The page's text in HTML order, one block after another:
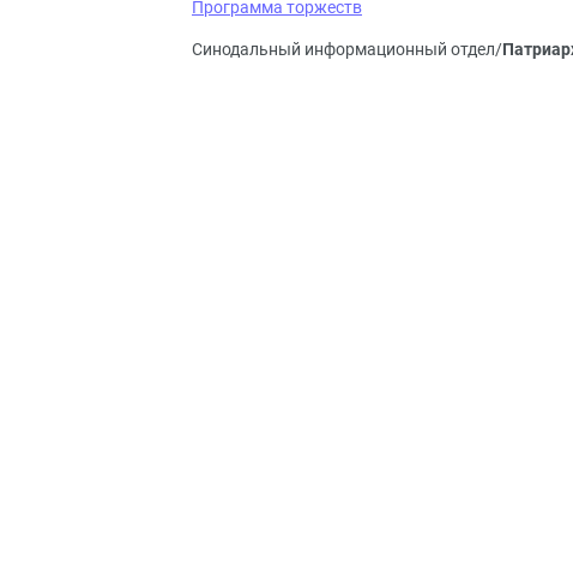
Программа торжеств
Синодальный информационный отдел/